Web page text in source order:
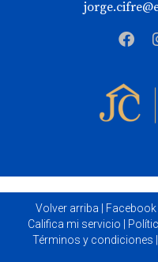
Volver arriba Facebook|
Califica mi servicio
Términos y condiciones